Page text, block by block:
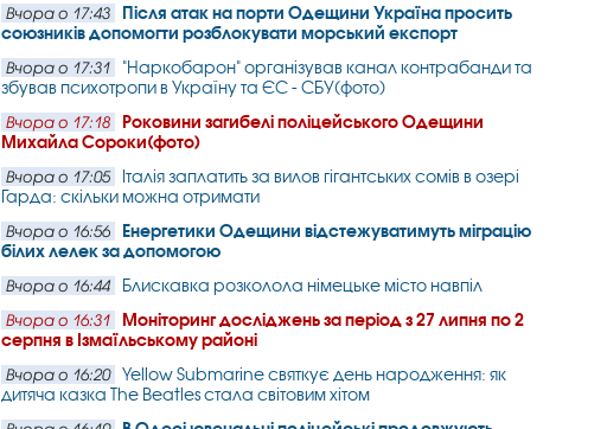
Вчора о 17:43
Після атак на порти Одещини Україна просить
союзників допомогти розблокувати морський експорт
Вчора о 17:31
"Наркобарон" організував канал контрабанди та
збував психотропи в Україну та ЄС - СБУ(фото)
Вчора о 17:18
Роковини загибелі поліцейського Одещини
Михайла Сороки(фото)
Вчора о 17:05
Італія заплатить за вилов гігантських сомів в озері
Гарда: скільки можна отримати
Вчора о 16:56
Енергетики Одещини відстежуватимуть міграцію
білих лелек за допомогою
Вчора о 16:44 Блискавка розколола німецьке місто навпіл
Вчора о 16:31
Моніторинг досліджень за період з 27 липня по 2
серпня в Ізмаїльському районі
Вчора о 16:20
Yellow Submarine святкує день народження: як
дитяча казка The Beatles стала світовим хітом